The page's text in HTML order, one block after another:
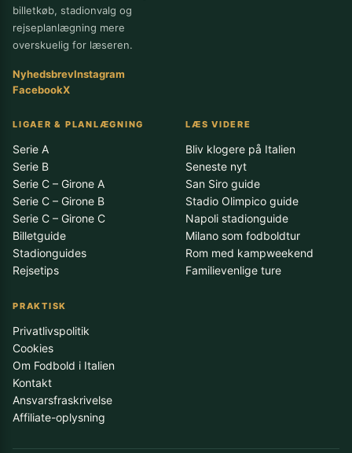
billetkøb, stadionvalg og
rejseplanlægning mere
overskuelig for læseren.
NyhedsbrevInstagram
FacebookX
LIGAER & PLANLÆGNING
Serie A
Serie B
Serie C – Girone A
Serie C – Girone B
Serie C – Girone C
Billetguide
Stadionguides
Rejsetips
LÆS VIDERE
Bliv klogere på Italien
Seneste nyt
San Siro guide
Stadio Olimpico guide
Napoli stadionguide
Milano som fodboldtur
Rom med kampweekend
Familievenlige ture
PRAKTISK
Privatlivspolitik
Cookies
Om Fodbold i Italien
Kontakt
Ansvarsfraskrivelse
Affiliate-oplysning